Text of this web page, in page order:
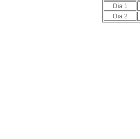
Dia 1
Dia 2